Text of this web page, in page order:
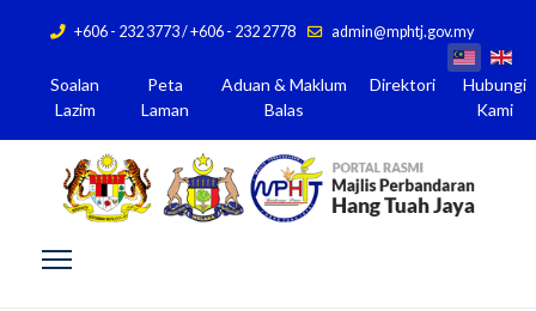
+606 - 232 3773 / +606 - 232 2778 admin@mphtj.gov.my
Soalan
Lazim
Peta
Laman
Aduan & Maklum
Balas
Direktori
Hubungi
Kami